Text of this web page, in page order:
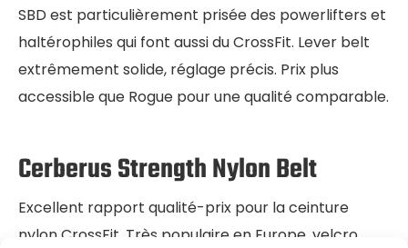
SBD est particulièrement prisée des powerlifters et
haltérophiles qui font aussi du CrossFit. Lever belt
extrêmement solide, réglage précis. Prix plus
accessible que Rogue pour une qualité comparable.
Cerberus Strength Nylon Belt
Excellent rapport qualité-prix pour la ceinture
nylon CrossFit. Très populaire en Europe, velcro